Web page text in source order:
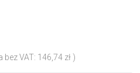
bez VAT: 146,74 zł )